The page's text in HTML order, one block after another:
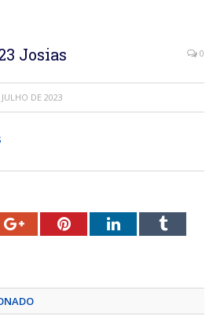
Josias 0
DE 2023
Google+PinterestLinkedInTumblr